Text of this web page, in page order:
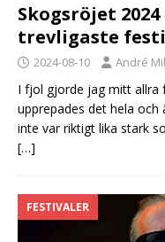
Skogsröjet
trevligaste
2024-08-10 André
I fjol gjorde jag mitt allra
upprepades det hela
inte var riktigt lika stark
[…]
FESTIVALER